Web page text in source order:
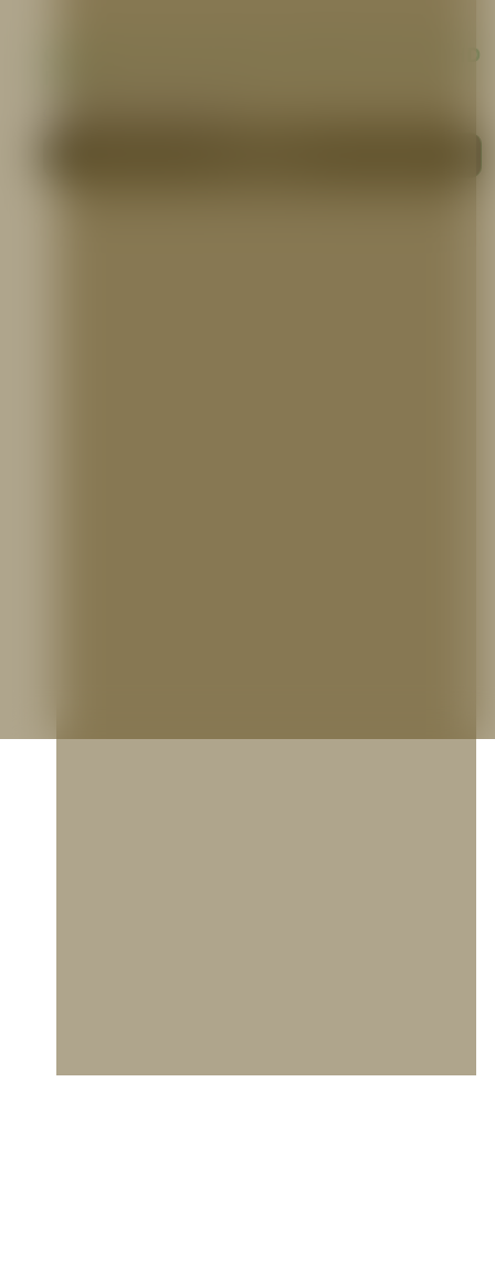
Concentrado de Espuma AR-AFFF 3X3-C6, HD